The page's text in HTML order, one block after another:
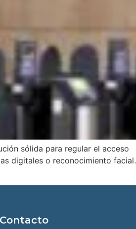
sólida para regular el acceso
digitales o reconocimiento facial.
Contacto